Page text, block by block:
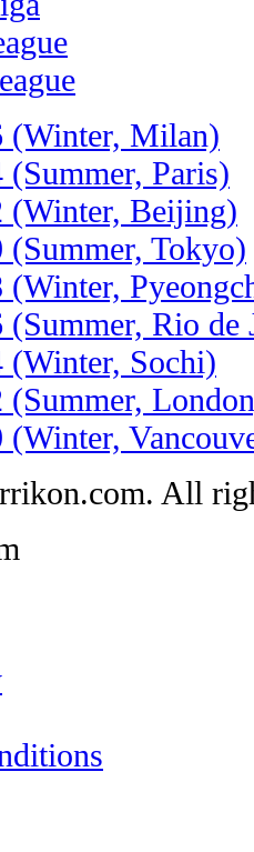
(Winter, Milan)
Paris)
(Winter, Beijing)
Tokyo)
Rio de
Sochi)
All